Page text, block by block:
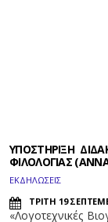
ΥΠΟΣΤΗΡΙΞΗ
ΦΙΛΟΛΟΓΙΑΣ
ΕΚΔΗΛΩΣΕΙΣ
ΤΡΙΤΗ 19
«Λογοτεχνικές